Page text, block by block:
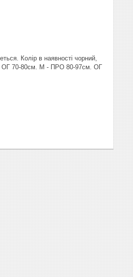
Колір в наявності чорний,
ОГ 70-80см. M - ПРО 80-97см. ОГ